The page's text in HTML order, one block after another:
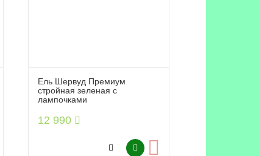
Ель Шервуд Премиум
стройная зеленая с
лампочками
12 990